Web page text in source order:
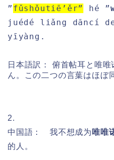
” fǔshǒutiē’ěr” hé ”
juédé liǎng dāncí
yīyàng.
日本語訳： 俯首帖耳と唯
ん。この二つの言葉はほぼ
2.
中国語： 我不想成为 唯唯
的人。